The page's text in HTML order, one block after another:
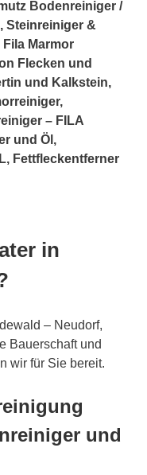
Bodenreiniger /
Steinreiniger &
Marmor
Flecken und
und Kalkstein,
– FILA
und Öl,
Fettfleckentferner
in
– Neudorf,
Bauerschaft und
wir für Sie bereit.
und